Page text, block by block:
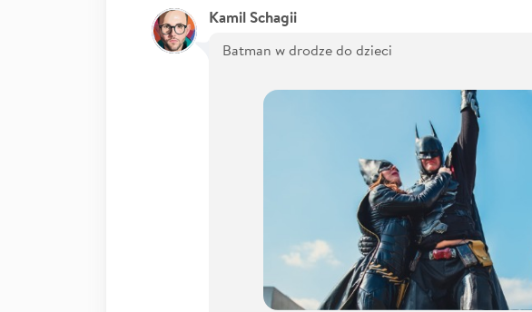
Kamil Schagii
Batman w drodze do dzieci